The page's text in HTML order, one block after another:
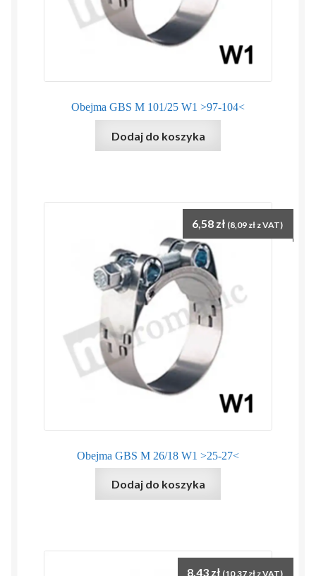
Obejma GBS M 101/25 W1 >97-104<
Dodaj do koszyka
Obejma GBS M 26/18 W1 >25-27<
6,58 zł (8,09złz VAT)
Dodaj do koszyka
8,43 zł (10,37 zł z VAT)